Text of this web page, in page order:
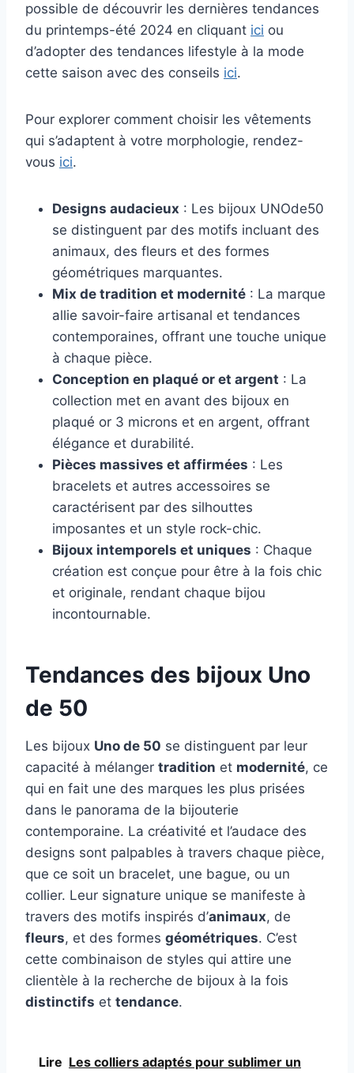
possible de découvrir les dernières tendances
du printemps-été 2024 en cliquant ici ou
d’adopter des tendances lifestyle à la mode
cette saison avec des conseils ici.
Pour explorer comment choisir les vêtements
qui s’adaptent à votre morphologie, rendez-
vous ici.
Designs audacieux : Les bijoux UNOde50
se distinguent par des motifs incluant des
animaux, des fleurs et des formes
géométriques marquantes.
Mix de tradition et modernité : La marque
allie savoir-faire artisanal et tendances
contemporaines, offrant une touche unique
à chaque pièce.
Conception en plaqué or et argent : La
collection met en avant des bijoux en
plaqué or 3 microns et en argent, offrant
élégance et durabilité.
Pièces massives et affirmées : Les
bracelets et autres accessoires se
caractérisent par des silhouttes
imposantes et un style rock-chic.
Bijoux intemporels et uniques : Chaque
création est conçue pour être à la fois chic
et originale, rendant chaque bijou
incontournable.
Tendances des bijoux Uno
de 50
Les bijoux Uno de 50 se distinguent par leur
capacité à mélanger tradition et modernité, ce
qui en fait une des marques les plus prisées
dans le panorama de la bijouterie
contemporaine. La créativité et l’audace des
designs sont palpables à travers chaque pièce,
que ce soit un bracelet, une bague, ou un
collier. Leur signature unique se manifeste à
travers des motifs inspirés d’animaux, de
fleurs, et des formes géométriques. C’est
cette combinaison de styles qui attire une
clientèle à la recherche de bijoux à la fois
distinctifs et tendance.
Lire Les colliers adaptés pour sublimer un